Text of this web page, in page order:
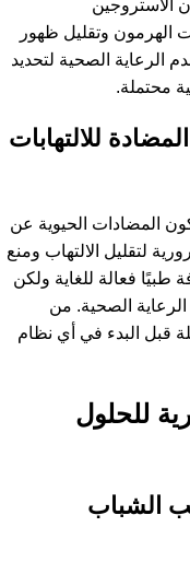
الاستروجين
الهرمون وتقليل ظهور
الرعاية الصحية لتحديد
محتملة.
المضادة للالتهابات
المضادات الحيوية عن
لتقليل الالتهاب ومنع
طبيًا فعالة للغاية ولكن
الصحية. من
قبل البدء في أي نظام
للحلول
الشباب